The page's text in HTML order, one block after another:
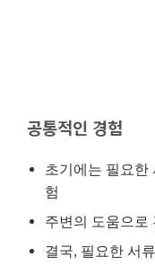
공통적인 경험
초기에는 필요한
험
주변의 도움으로
결국, 필요한 서